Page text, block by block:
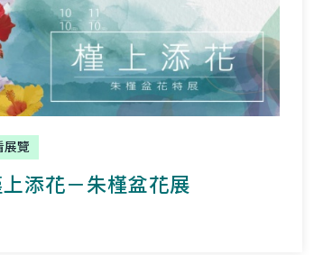
展覽
添花－朱槿盆花展